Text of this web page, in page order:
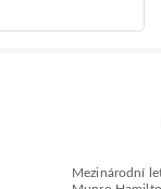
Mezinárodní